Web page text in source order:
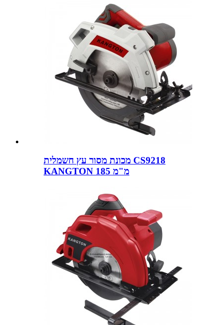
מכונת מסור עץ חשמלית CS9218
KANGTON 185 מ"מ